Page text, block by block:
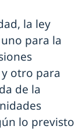
la ley
para la
y otro para
de la
lo previsto